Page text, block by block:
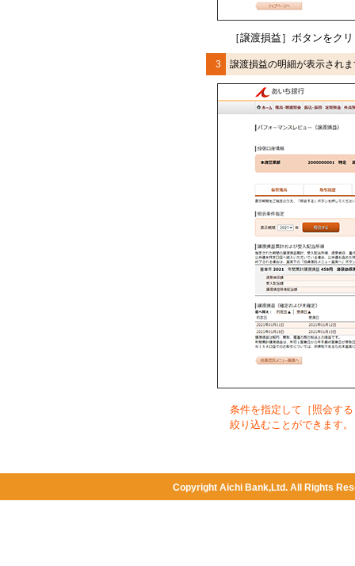
［譲渡損益］ボタンをク
3 譲渡損益の明細が表示され
条件を指定して［照会す
絞り込むことができます。
Copyright Aichi Bank,Ltd. All Rights